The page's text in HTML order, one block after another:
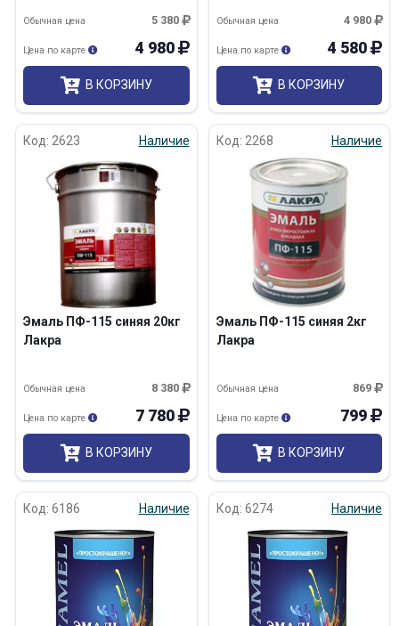
5 380
Обычная цена
4 980
Цена по карте
В КОРЗИНУ
4 980
Обычная цена
4 580
Цена по карте
В КОРЗИНУ
Код: 2623 Наличие
Эмаль ПФ-115 синяя 20кг
Лакра
8 380
Обычная цена
7 780
Цена по карте
В КОРЗИНУ
Код: 2268 Наличие
Эмаль ПФ-115 синяя 2кг
Лакра
869
Обычная цена
799
Цена по карте
В КОРЗИНУ
Код: 6186 Наличие Код: 6274 Наличие